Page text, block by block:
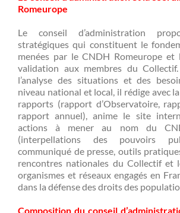
Romeurope
Le conseil d’administration
stratégiques qui constituent le
menées par le CNDH Romeurope et
validation aux membres du
l’analyse des situations et des
niveau national et local, il rédige avec
rapports (rapport d’Observatoire,
rapport annuel), anime le site
actions à mener au nom du
(interpellations des pouvoirs
communiqué de presse, outils
rencontres nationales du Collectif et
organismes et réseaux engagés en
dans la défense des droits des
Composition du conseil